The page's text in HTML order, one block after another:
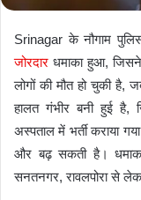
Srinagar के नौगाम
जोरदार धमाका हुआ,
लोगों की मौत हो चुकी है,
हालत गंभीर बनी हुई है,
अस्पताल में भर्ती कराया
और बढ़ सकती है।
सनतनगर, रावलपोरा से